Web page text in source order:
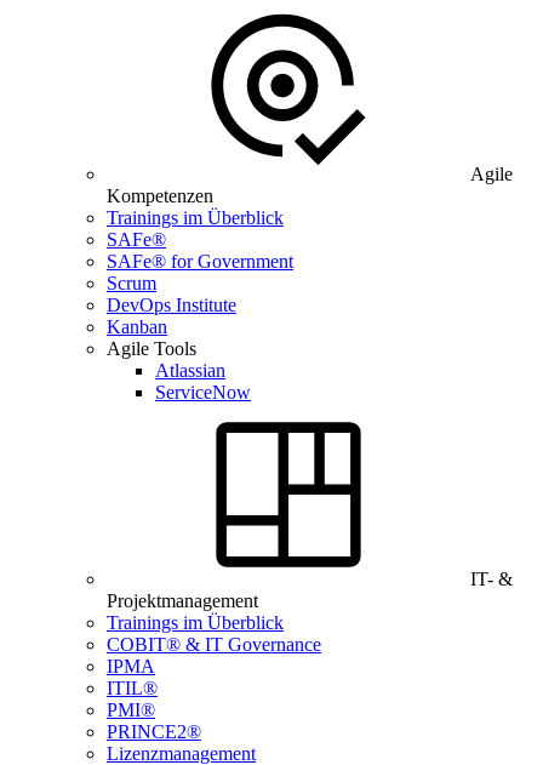
Agile
Kompetenzen
Trainings im Überblick
SAFe®
SAFe® for Government
Scrum
DevOps Institute
Kanban
Agile Tools
Atlassian
ServiceNow
IT- &
Projektmanagement
Trainings im Überblick
COBIT® & IT Governance
IPMA
ITIL®
PMI®
PRINCE2®
Lizenzmanagement